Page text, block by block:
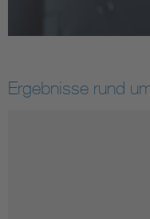
Ergebnisse rund